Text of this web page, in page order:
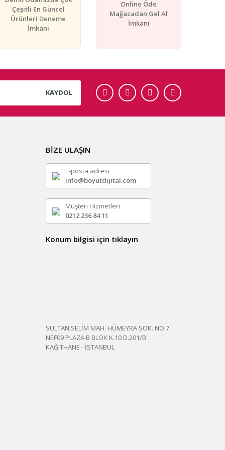
Çeşitli En Güncel
Ürünleri Deneme
İmkanı
Online Öde
Mağazadan Gel Al
İmkanı
KAYDOL
BİZE ULAŞIN
E-posta adresi
info@boyutdijital.com
Müşteri Hizmetleri
0212 236 84 11
Konum bilgisi için tıklayın
SULTAN SELİM MAH. HÜMEYRA SOK. NO.7
NEF09 PLAZA B BLOK K.10 D.201/B
KAĞITHANE - İSTANBUL